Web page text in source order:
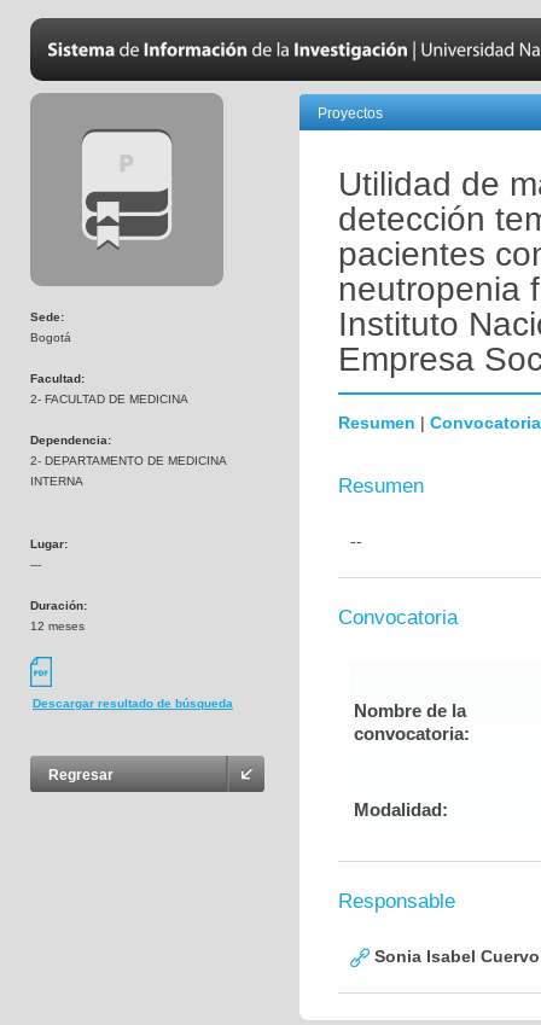
Sede:
Bogotá
Facultad:
2- FACULTAD DE MEDICINA
Dependencia:
2- DEPARTAMENTO DE MEDICINA
INTERNA
Lugar:
---
Duración:
12 meses
Descargar resultado de búsqueda
Regresar
Proyectos
Utilidad de
detección
pacientes
neutropenia
Instituto
Empresa
Resumen | Convocatoria
Resumen
--
Convocatoria
Nombre de la
convocatoria:
Modalidad:
Responsable
Sonia Isabel